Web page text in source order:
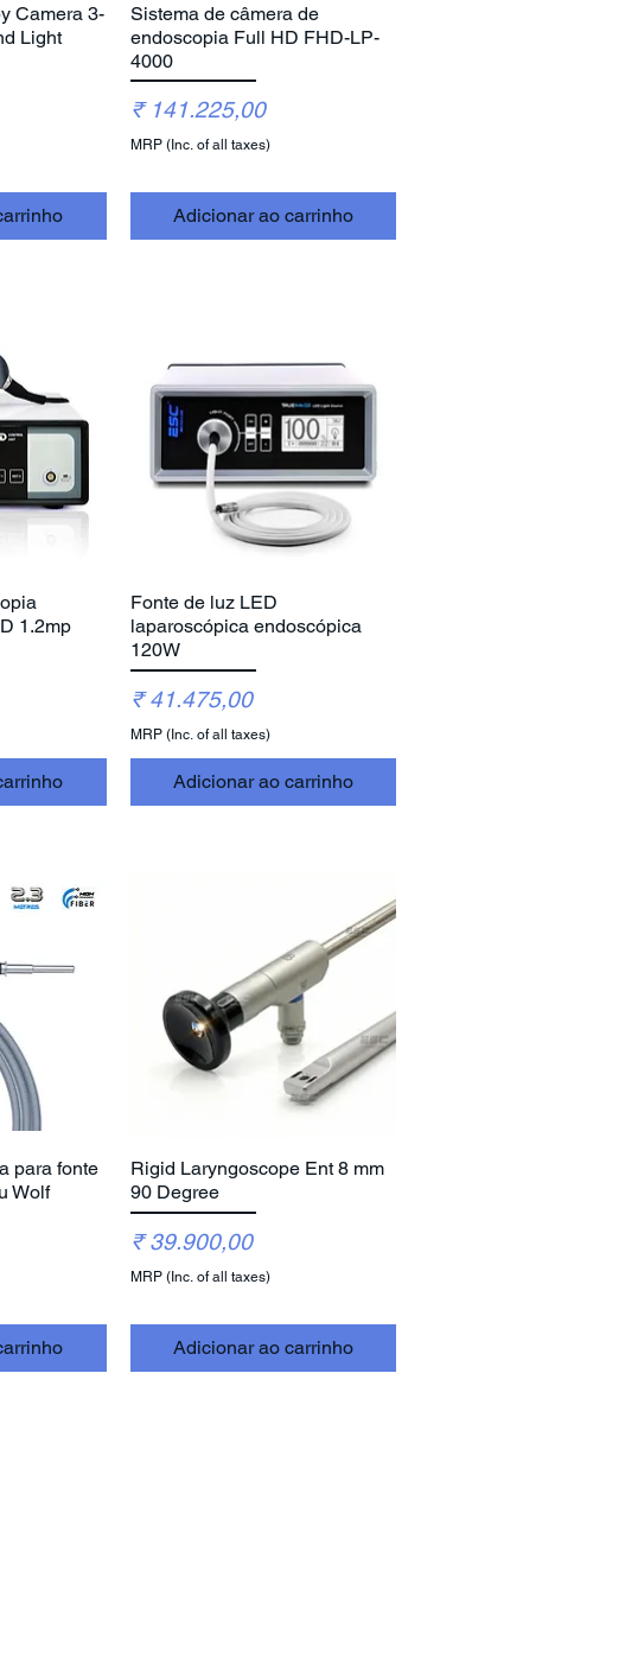
Camera 3-
Light
Visualização rápida
Sistema de câmera de
endoscopia Full HD FHD-LP-
4000
Preço
₹ 141.225,00
MRP (Inc. of all taxes)
Adicionar ao carrinho
1.2mp
Visualização rápida
Fonte de luz LED
laparoscópica endoscópica
120W
Preço
₹ 41.475,00
MRP (Inc. of all taxes)
Adicionar ao carrinho
para fonte
Wolf
Visualização rápida
Rigid Laryngoscope Ent 8 mm
90 Degree
Preço
₹ 39.900,00
MRP (Inc. of all taxes)
Adicionar ao carrinho